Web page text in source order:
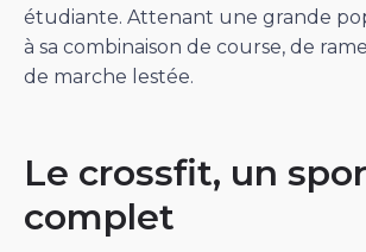
étudiante. Attenant une grande
à sa combinaison de course, de
de marche lestée.
Le crossfit, un
complet